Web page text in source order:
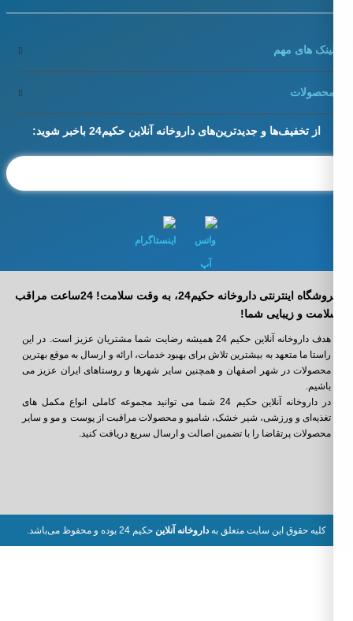
های مهم
از تخفیف‌ها و جدیدترین‌های داروخانه آنلاین حکیم24 باخبر شوید:
فروشگاه اینترنتی داروخانه حکیم24، به وقت سلامت! 24ساعت مراقب
و زیبایی شما!
هدف داروخانه آنلاین حکیم 24 همیشه رضایت شما مشتریان عزیز است. در این
راستا ما متعهد به بیشترین تلاش برای بهبود خدمات، ارائه و ارسال به موقع بهترین
محصولات در شهر اصفهان و همچنین سایر شهرها و روستاهای ایران عزیز می
باشیم.
در داروخانه آنلاین حکیم 24 شما می ‌توانید مجموعه کاملی انواع مکمل‌ های
تغذیه‌ای و ورزشی، شیر خشک، شامپو و محصولات مراقبت از پوست و مو و سایر
محصولات پرتقاضا را با تضمین اصالت و ارسال سریع دریافت کنید.
کلیه حقوق این سایت متعلق بهداروخانه آنلاین حکیم 24 بوده و محفوظ می‌باشد.